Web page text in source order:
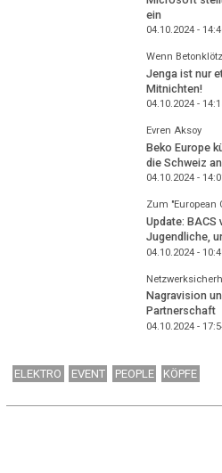
ein
04.10.2024 -
Wenn
Jenga ist nur
Mitnichten!
04.10.2024 -
Evren Aksoy
Beko Europe
die Schweiz an
04.10.2024 -
Zum "European
Update:
Jugendliche,
04.10.2024 -
Nagravision
Partnerschaft
04.10.2024 -
ELEKTRO EVENT PEOPLE KÖPFE